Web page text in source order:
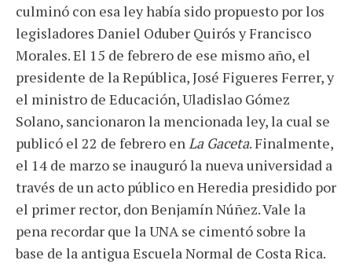
culminó con esa ley había sido propuesto por los
legisladores Daniel Oduber Quirós y Francisco
Morales. El 15 de febrero de ese mismo año, el
presidente de la República, José Figueres Ferrer, y
el ministro de Educación, Uladislao Gómez
Solano, sancionaron la mencionada ley, la cual se
publicó el 22 de febrero en La Gaceta. Finalmente,
el 14 de marzo se inauguró la nueva universidad a
través de un acto público en Heredia presidido por
el primer rector, don Benjamín Núñez. Vale la
pena recordar que la UNA se cimentó sobre la
base de la antigua Escuela Normal de Costa Rica.